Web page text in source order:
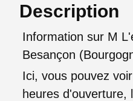
Description
Information sur M
Besançon
Ici, vous pouvez
heures d'ouverture,